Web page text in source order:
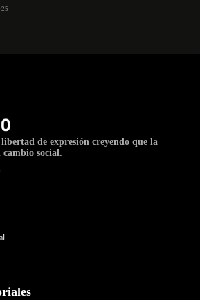
de expresión creyendo que la
social.